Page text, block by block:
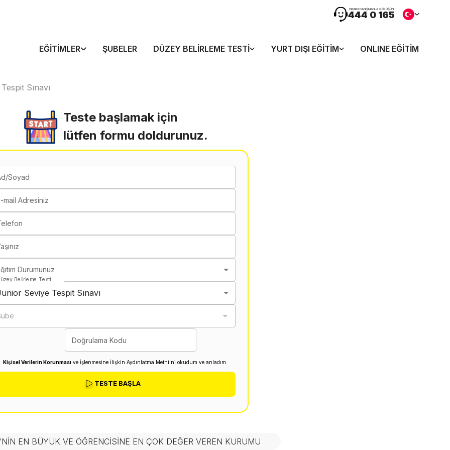
HEMEN DANIŞMANLA GÖRÜŞÜN
444 0 165
EĞITIMLER ŞUBELER DÜZEY BELIRLEME TESTI YURT DIŞI EĞITIM ONLINE EĞITIM
Sınavı
Teste başlamak için
lütfen formu doldurunuz.
Soyad
mail Adresiniz
Durumunuz
Belirleme Testi
Seviye Tespit Sınavı
Doğrulama Kodu
Kişisel Verilerin Korunması ve İşlenmesine İlişkin Aydınlatma Metni'ni okudum ve anladım.
TESTE BAŞLA
EN BÜYÜK VE ÖĞRENCISINE EN ÇOK DEĞER VEREN KURUMU